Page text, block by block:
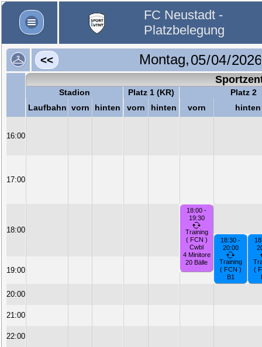
FC Neustadt -
Platzbelegung
<< Montag,
Stadion Platz 1 (KR)
Platz 2
Laufbahn vorn hinten vorn hinten vorn hinten
16:00
17:00
18:00
18:00 -
19:30
Training
( FCN )
Cwbl
4 Minitore
20 Bälle
18:30 -
20:00
Training
( FCN )
B1
(
19:00
20:00
21:00
22:00